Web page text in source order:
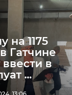
на 1175
Гатчине
ввести в
...